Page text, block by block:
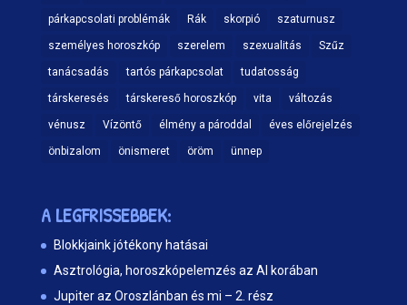
párkapcsolati problémák Rák skorpió szaturnusz
személyes horoszkóp szerelem szexualitás Szűz
tanácsadás tartós párkapcsolat tudatosság
társkeresés társkereső horoszkóp vita változás
vénusz Vízöntő élmény a pároddal éves előrejelzés
önbizalom önismeret öröm ünnep
A LEGFRISSEBBEK:
Blokkjaink jótékony hatásai
Asztrológia, horoszkópelemzés az AI korában
Jupiter az Oroszlánban és mi – 2. rész